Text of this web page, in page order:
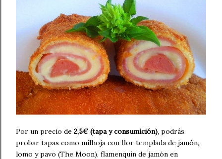
Por un precio de 2,5€ (tapa y consumición), podrás
probar tapas como milhoja con flor templada de jamón,
lomo y pavo (The Moon), flamenquín de jamón en